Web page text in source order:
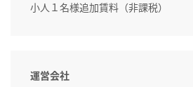
小人１名様追加賃料（非課税）
運営会社